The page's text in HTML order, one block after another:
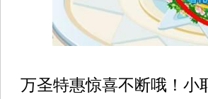
万圣特惠惊喜不断哦！小